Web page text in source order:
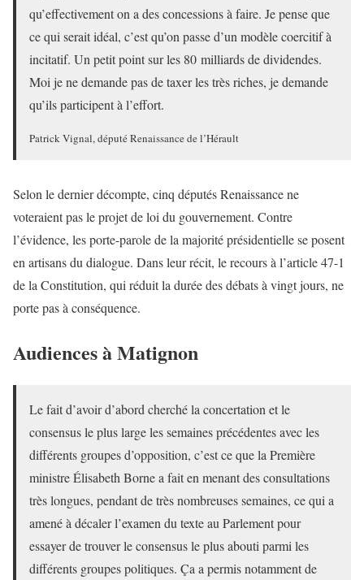
qu’effectivement on a des concessions à faire. Je pense que
ce qui serait idéal, c’est qu’on passe d’un modèle coercitif à
incitatif. Un petit point sur les 80 milliards de dividendes.
Moi je ne demande pas de taxer les très riches, je demande
qu’ils participent à l’effort.
Patrick Vignal, député Renaissance de l’Hérault
Selon le dernier décompte, cinq députés Renaissance ne
voteraient pas le projet de loi du gouvernement. Contre
l’évidence, les porte-parole de la majorité présidentielle se posent
en artisans du dialogue. Dans leur récit, le recours à l’article 47-1
de la Constitution, qui réduit la durée des débats à vingt jours, ne
porte pas à conséquence.
Audiences à Matignon
Le fait d’avoir d’abord cherché la concertation et le
consensus le plus large les semaines précédentes avec les
différents groupes d’opposition, c’est ce que la Première
ministre Élisabeth Borne a fait en menant des consultations
très longues, pendant de très nombreuses semaines, ce qui a
amené à décaler l’examen du texte au Parlement pour
essayer de trouver le consensus le plus abouti parmi les
différents groupes politiques. Ça a permis notamment de